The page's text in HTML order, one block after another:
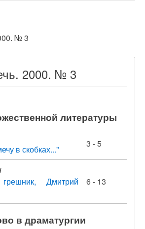
№ 3
2000. № 3
литературы
в скобках..."
3 - 5
Дмитрий
6 - 13
в драматургии